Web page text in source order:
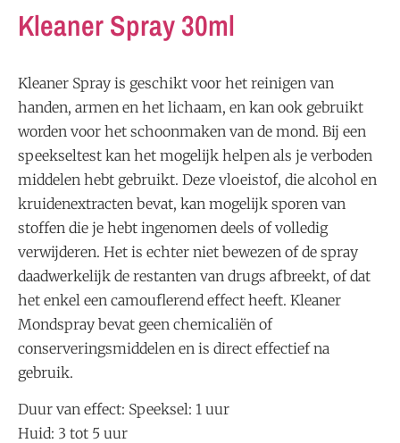
Kleaner Spray 30ml
Kleaner Spray is geschikt voor het reinigen van
handen, armen en het lichaam, en kan ook gebruikt
worden voor het schoonmaken van de mond. Bij een
speekseltest kan het mogelijk helpen als je verboden
middelen hebt gebruikt. Deze vloeistof, die alcohol en
kruidenextracten bevat, kan mogelijk sporen van
stoffen die je hebt ingenomen deels of volledig
verwijderen. Het is echter niet bewezen of de spray
daadwerkelijk de restanten van drugs afbreekt, of dat
het enkel een camouflerend effect heeft. Kleaner
Mondspray bevat geen chemicaliën of
conserveringsmiddelen en is direct effectief na
gebruik.
Duur van effect: Speeksel: 1 uur
Huid: 3 tot 5 uur